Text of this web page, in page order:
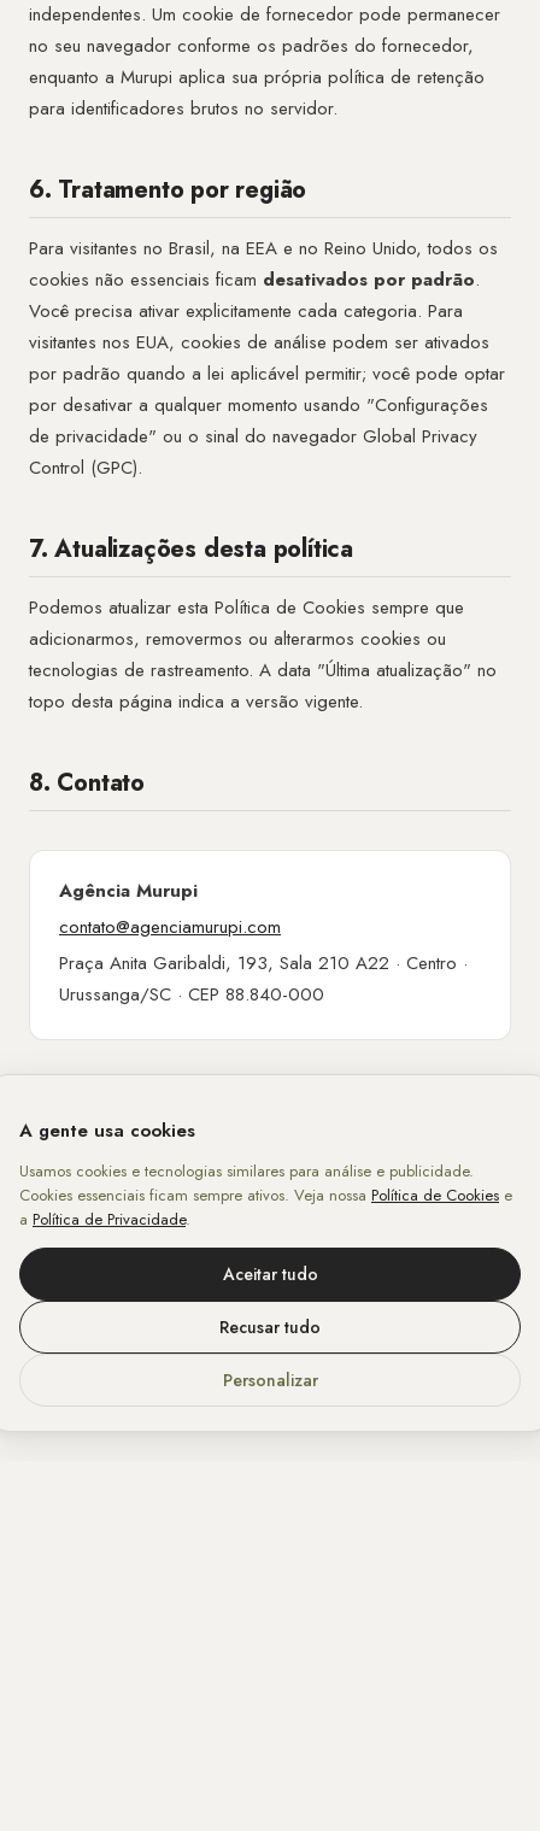
independentes. Um cookie de fornecedor pode permanecer
no seu navegador conforme os padrões do fornecedor,
enquanto a Murupi aplica sua própria política de retenção
para identificadores brutos no servidor.
6. Tratamento por região
Para visitantes no Brasil, na EEA e no Reino Unido, todos os
cookies não essenciais ficam desativados por padrão.
Você precisa ativar explicitamente cada categoria. Para
visitantes nos EUA, cookies de análise podem ser ativados
por padrão quando a lei aplicável permitir; você pode optar
por desativar a qualquer momento usando "Configurações
de privacidade" ou o sinal do navegador Global Privacy
Control (GPC).
7. Atualizações desta política
Podemos atualizar esta Política de Cookies sempre que
adicionarmos, removermos ou alterarmos cookies ou
tecnologias de rastreamento. A data "Última atualização" no
topo desta página indica a versão vigente.
8. Contato
Agência Murupi
contato@agenciamurupi.com
Praça Anita Garibaldi, 193, Sala 210 A22 · Centro ·
Urussanga/SC · CEP 88.840-000
A gente usa cookies
Usamos cookies e tecnologias similares para análise e publicidade.
Cookies essenciais ficam sempre ativos. Veja nossa Política de Cookies e
a Política de Privacidade.
Aceitar tudo
Recusar tudo
Personalizar